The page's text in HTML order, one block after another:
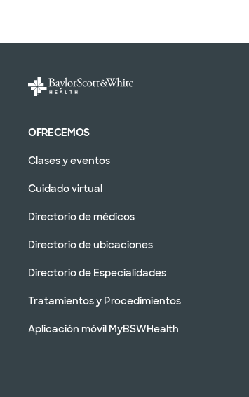
OFRECEMOS
Clases y eventos
Cuidado virtual
Directorio de médicos
Directorio de ubicaciones
Directorio de Especialidades
Tratamientos y Procedimientos
Aplicación móvil MyBSWHealth